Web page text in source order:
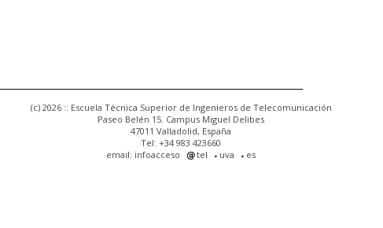
(c) 2026 :: Escuela Técnica Superior de Ingenieros de Telecomunicación
Paseo Belén 15. Campus Miguel Delibes
47011 Valladolid, España
Tel: +34 983 423660
email: infoacceso
tel uva es